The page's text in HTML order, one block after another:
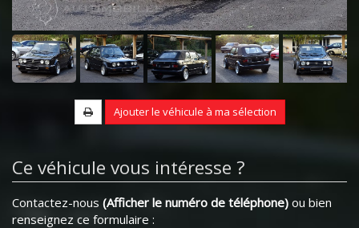
Ajouter le véhicule à ma sélection
Ce véhicule vous intéresse ?
Contactez-nous (Afficher le numéro de téléphone) ou bien
renseignez ce formulaire :